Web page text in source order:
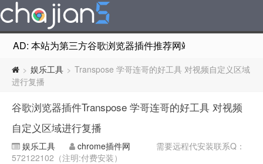
AD: 本站为第三方谷歌浏览器插件推荐网站，非Google
> 娱乐工具 > Transpose 学哥连哥的好工具 对视频自定义区域
进行复播
谷歌浏览器插件Transpose 学哥连哥的好工具 对视频
自定义区域进行复播
娱乐工具 chrome插件网
需要远程代安装联系Q：
572122102（注明:付费安装）